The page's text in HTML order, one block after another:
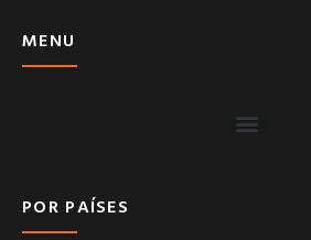
MENU
POR PAÍSES